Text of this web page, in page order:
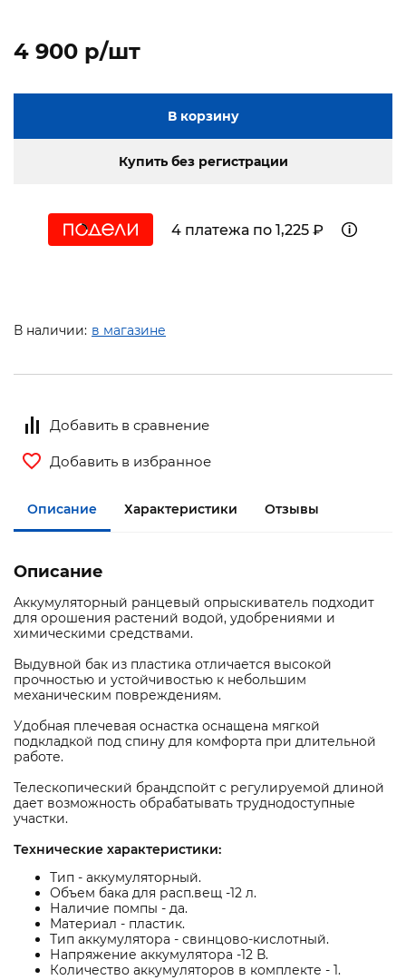
4 900 p/шт
В корзину
Купить без регистрации
4 платежа по 1,225 ₽
В наличии: в магазине
Добавить в сравнение
Добавить в избранное
Описание Характеристики Отзывы
Описание
Аккумуляторный ранцевый опрыскиватель подходит
для орошения растений водой, удобрениями и
химическими средствами.
Выдувной бак из пластика отличается высокой
прочностью и устойчивостью к небольшим
механическим повреждениям.
Удобная плечевая оснастка оснащена мягкой
подкладкой под спину для комфорта при длительной
работе.
Телескопический брандспойт с регулируемой длиной
дает возможность обрабатывать труднодоступные
участки.
Технические характеристики:
Тип - аккумуляторный.
Объем бака для расп.вещ -12 л.
Наличие помпы - да.
Материал - пластик.
Тип аккумулятора - свинцово-кислотный.
Напряжение аккумулятора -12 В.
Количество аккумуляторов в комплекте - 1.